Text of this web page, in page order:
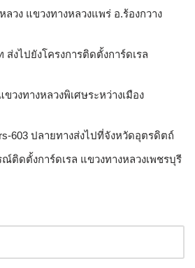
วง แขวงทางหลวงแพร่ อ.ร้องกวาง
ส่งไปยังโครงการติดตั้งการ์ดเรล
วงทางหลวงพิเศษระหว่างเมือง
603 ปลายทางส่งไปที่จังหวัดอุตรดิตถ์
ติดตั้งการ์ดเรล แขวงทางหลวงเพชรบุรี